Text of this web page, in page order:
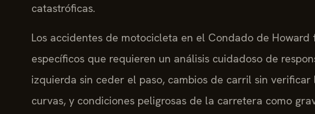
catastróficas.
Los accidentes de motocicleta en el Condado de
específicos que requieren un análisis cuidadoso de
izquierda sin ceder el paso, cambios de carril sin
curvas, y condiciones peligrosas de la carretera como